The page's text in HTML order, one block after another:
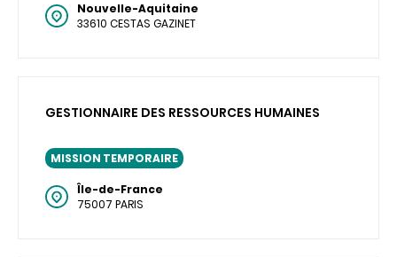
Nouvelle-Aquitaine
33610 CESTAS GAZINET
GESTIONNAIRE DES RESSOURCES HUMAINES
MISSION TEMPORAIRE
Île-de-France
75007 PARIS